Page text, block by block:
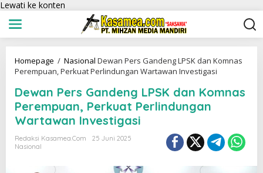
Lewati ke konten
Homepage / Nasional Dewan Pers Gandeng LPSK dan Komnas
Perempuan, Perkuat Perlindungan Wartawan Investigasi
Dewan Pers Gandeng LPSK dan Komnas
Perempuan, Perkuat Perlindungan
Wartawan Investigasi
Redaksi Kasamea.com
25 Juni 2025
Nasional